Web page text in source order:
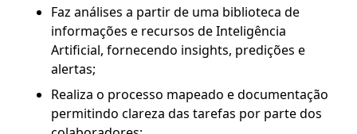
Faz análises a partir de uma biblioteca de
informações e recursos de Inteligência
Artificial, fornecendo insights, predições e
alertas;
Realiza o processo mapeado e documentação
permitindo clareza das tarefas por parte dos